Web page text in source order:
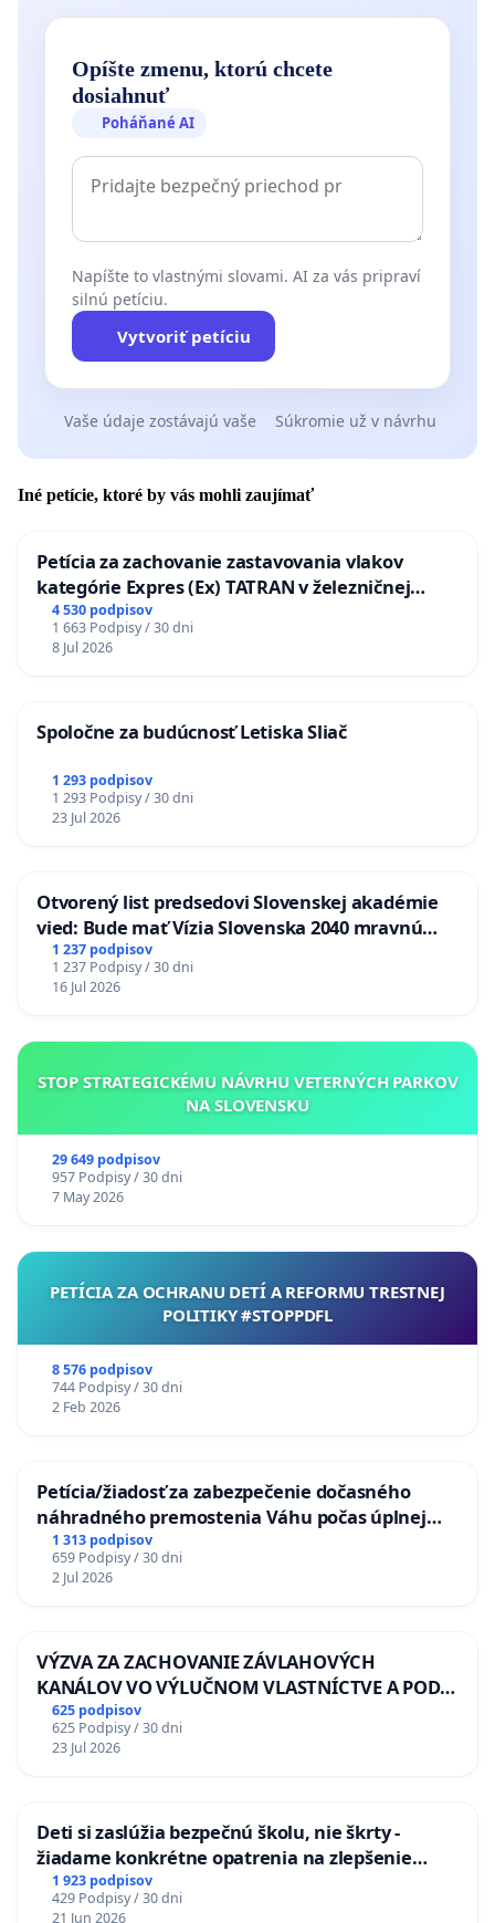
Opíšte zmenu, ktorú chcete
dosiahnuť
Poháňané AI
Napíšte to vlastnými slovami. AI za vás pripraví
silnú petíciu.
Vytvoriť petíciu
Vaše údaje zostávajú vaše Súkromie už v návrhu
Iné petície, ktoré by vás mohli zaujímať
Petícia za zachovanie zastavovania vlakov
kategórie Expres (Ex) TATRAN v železničnej
stanici Púchov
4 530 podpisov
1 663 Podpisy / 30 dni
8 Jul 2026
Spoločne za budúcnosť Letiska Sliač
1 293 podpisov
1 293 Podpisy / 30 dni
23 Jul 2026
Otvorený list predsedovi Slovenskej akadémie
vied: Bude mať Vízia Slovenska 2040 mravnú
chrbticu?
1 237 podpisov
1 237 Podpisy / 30 dni
16 Jul 2026
STOP STRATEGICKÉMU NÁVRHU VETERNÝCH PARKOV
NA SLOVENSKU
29 649 podpisov
957 Podpisy / 30 dni
7 May 2026
PETÍCIA ZA OCHRANU DETÍ A REFORMU TRESTNEJ
POLITIKY #STOPPDFL
8 576 podpisov
744 Podpisy / 30 dni
2 Feb 2026
Petícia/žiadosť za zabezpečenie dočasného
náhradného premostenia Váhu počas úplnej
uzávery Vážskeho mosta v Komárne
1 313 podpisov
659 Podpisy / 30 dni
2 Jul 2026
VÝZVA ZA ZACHOVANIE ZÁVLAHOVÝCH
KANÁLOV VO VÝLUČNOM VLASTNÍCTVE A POD
KONTROLOU SLOVENSKEJ REPUBLIKY & žiadosť
na riešenie zanedbaného stavu závlahových a
odvodňovacích kanálov na Slovensku
625 podpisov
625 Podpisy / 30 dni
23 Jul 2026
Deti si zaslúžia bezpečnú školu, nie škrty -
žiadame konkrétne opatrenia na zlepšenie
situácie v školstve
1 923 podpisov
429 Podpisy / 30 dni
21 Jun 2026